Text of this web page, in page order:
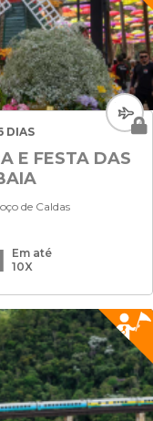
DIAS
E FESTA DAS
de Caldas
Em até
10X